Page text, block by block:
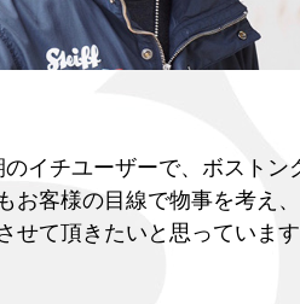
のイチユーザーで、ボスト
お客様の目線で物事を考え
せて頂きたいと思っていま